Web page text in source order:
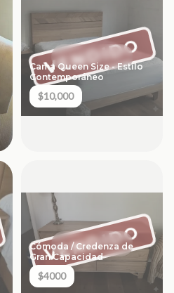
VENDIDO
Cama Queen Size - Estilo
Contemporáneo
$10,000
VENDIDO
Cómoda / Credenza de
Gran Capacidad
$4000